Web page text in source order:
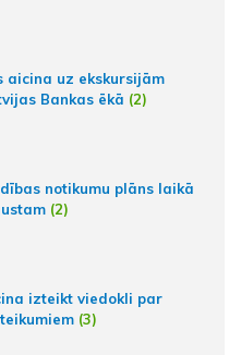
aicina uz ekskursijām
Bankas ēkā (2)
notikumu plāns laikā
(2)
izteikt viedokli par
(3)